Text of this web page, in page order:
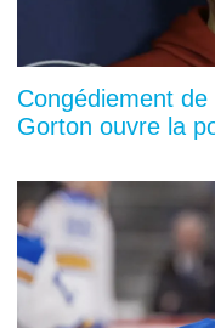
Congédiement
Gorton ouvre la